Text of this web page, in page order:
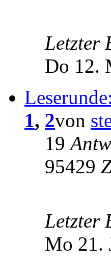
Letzter
Do 12.
1, 2von
19
95429
Letzter
Mo 21.